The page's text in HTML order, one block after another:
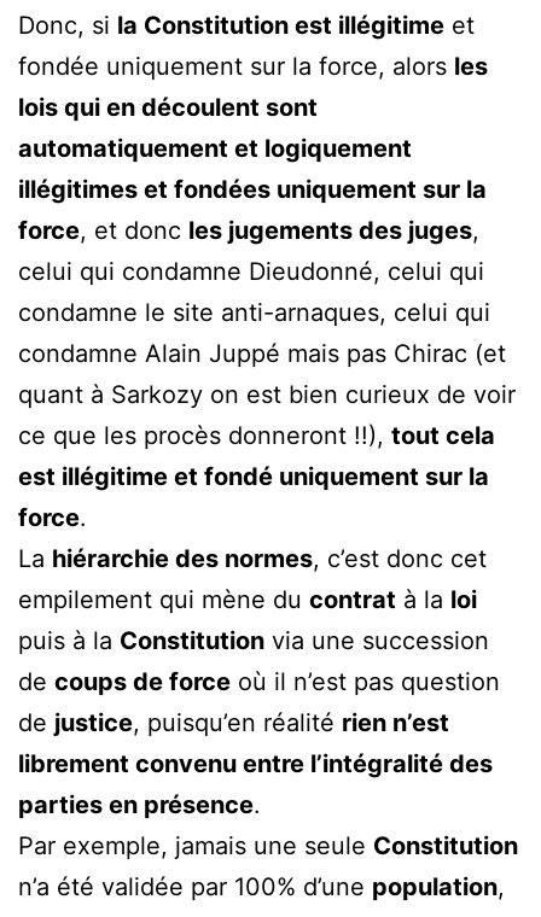
Donc, si la Constitution est illégitime et
fondée uniquement sur la force, alors les
lois qui en découlent sont
automatiquement et logiquement
illégitimes et fondées uniquement sur la
force, et donc les jugements des juges,
celui qui condamne Dieudonné, celui qui
condamne le site anti-arnaques, celui qui
condamne Alain Juppé mais pas Chirac (et
quant à Sarkozy on est bien curieux de voir
ce que les procès donneront !!), tout cela
est illégitime et fondé uniquement sur la
force.
La hiérarchie des normes, c’est donc cet
empilement qui mène du contrat à la loi
puis à la Constitution via une succession
de coups de force où il n’est pas question
de justice, puisqu’en réalité rien n’est
librement convenu entre l’intégralité des
parties en présence.
Par exemple, jamais une seule Constitution
n’a été validée par 100% d’une population,